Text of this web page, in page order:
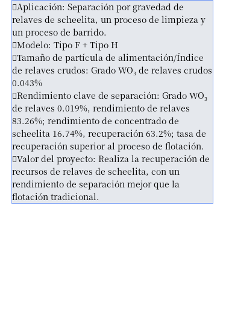
Aplicación: Separación por gravedad de
relaves de scheelita, un proceso de limpieza y
un proceso de barrido.
Modelo: Tipo F + Tipo H
Tamaño de partícula de alimentación/Índice
de relaves crudos: Grado WO₃ de relaves crudos
0.043%
Rendimiento clave de separación: Grado WO₃
de relaves 0.019%, rendimiento de relaves
83.26%; rendimiento de concentrado de
scheelita 16.74%, recuperación 63.2%; tasa de
recuperación superior al proceso de flotación.
Valor del proyecto: Realiza la recuperación de
recursos de relaves de scheelita, con un
rendimiento de separación mejor que la
flotación tradicional.